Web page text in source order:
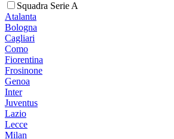
Squadra Serie A
Atalanta
Bologna
Cagliari
Como
Fiorentina
Frosinone
Genoa
Inter
Juventus
Lazio
Lecce
Milan